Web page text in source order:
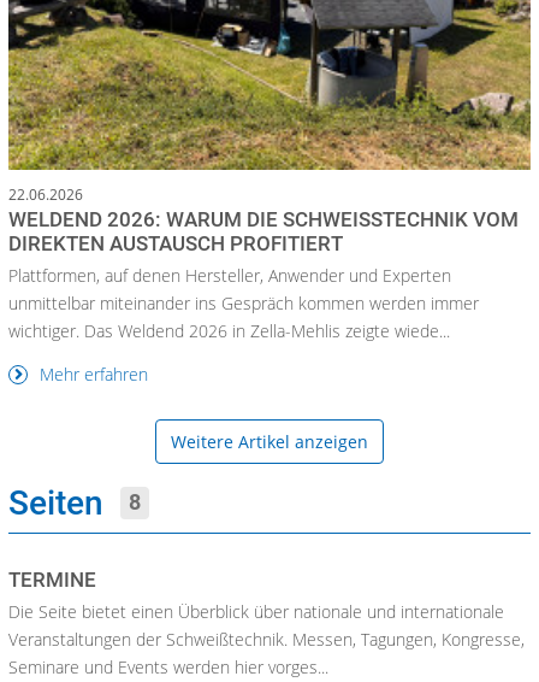
22.06.2026
WELDEND 2026: WARUM DIE SCHWEISSTECHNIK VOM D
IREKTEN AUSTAUSCH PROFITIERT
Plattformen, auf denen Hersteller, Anwender und Experten
unmittelbar miteinander ins Gespräch kommen werden immer
wichtiger. Das Weldend 2026 in Zella-Mehlis zeigte wiede...
Mehr erfahren
Weitere Artikel anzeigen
Seiten 8
TERMINE
Die Seite bietet einen Überblick über nationale und internationale
Veranstaltungen der Schweißtechnik. Messen, Tagungen, Kongresse,
Seminare und Events werden hier vorges...